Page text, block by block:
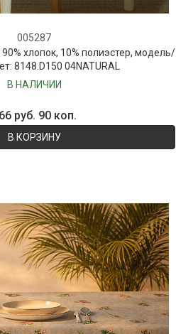
005287
90% хлопок, 10% полиэстер, модель/
8148.D150 04NATURAL
В НАЛИЧИИ
руб. 90 коп.
В КОРЗИНУ